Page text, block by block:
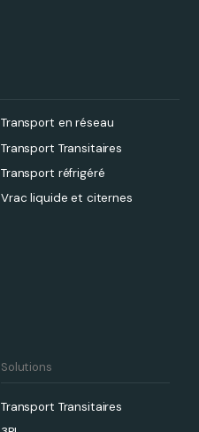
Transport en réseau
Transport Transitaires
Transport réfrigéré
Vrac liquide et citernes
Solutions
Transport Transitaires